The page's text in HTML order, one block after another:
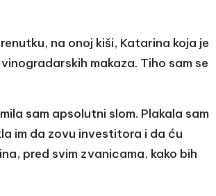
na onoj kiši, Katarina koja je
makaza. Tiho sam se
sam apsolutni slom. Plakala sam
im da zovu investitora i da ću
pred svim zvanicama, kako bih